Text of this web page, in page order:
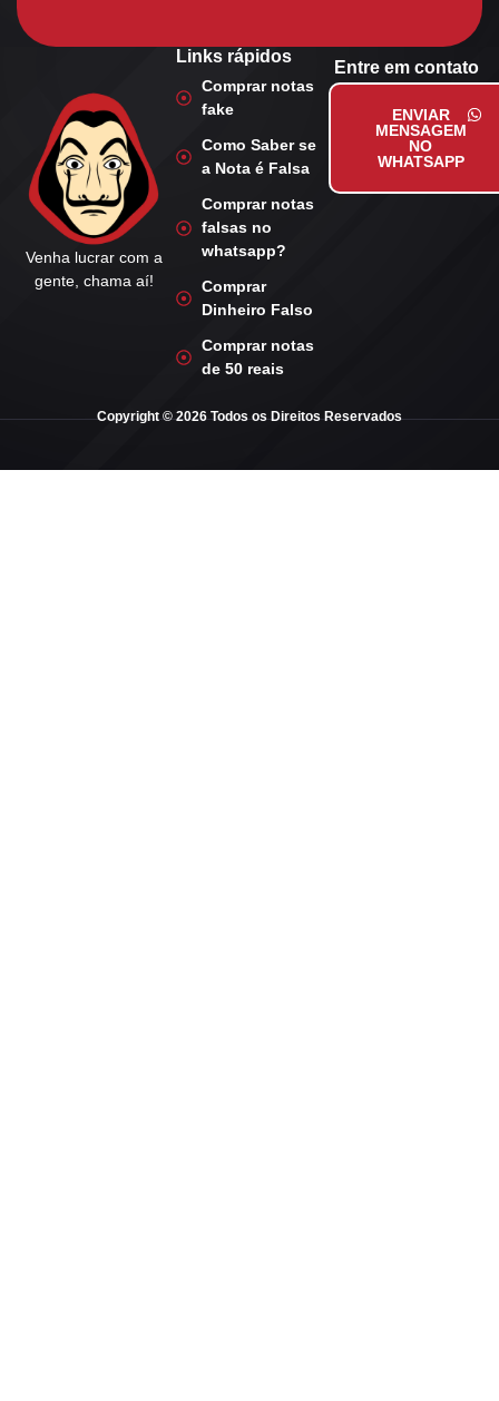
Venha lucrar com a
gente, chama aí!
Links rápidos
Comprar notas
fake
Como Saber se
a Nota é Falsa
Comprar notas
falsas no
whatsapp?
Comprar
Dinheiro Falso
Comprar notas
de 50 reais
Entre em contato
ENVIAR
MENSAGEM
NO
WHATSAPP
Copyright © 2026 Todos os Direitos Reservados